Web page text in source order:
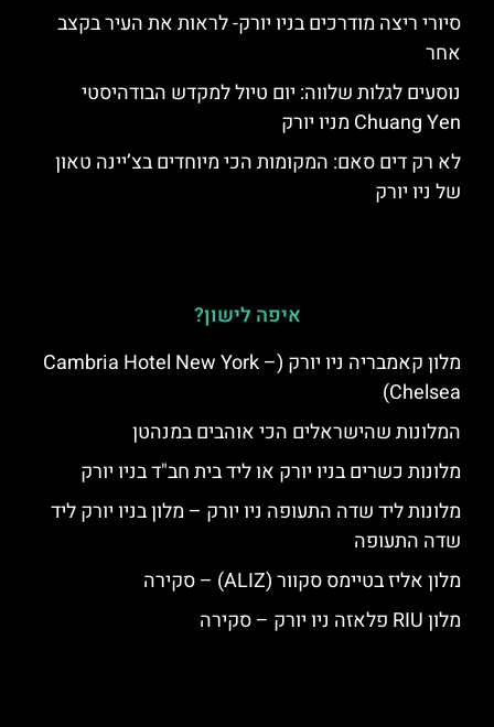
סיורי ריצה מודרכים בניו יורק- לראות את העיר בקצב
אחר
נוסעים לגלות שלווה: יום טיול למקדש הבודהיסטי
Chuang Yen מניו יורק
לא רק דים סאם: המקומות הכי מיוחדים בצ’יינה טאון
של ניו יורק
איפה לישון?
מלון קאמבריה ניו יורק (Cambria Hotel New York –
Chelsea)
המלונות שהישראלים הכי אוהבים במנהטן
מלונות כשרים בניו יורק או ליד בית חב"ד בניו יורק
מלונות ליד שדה התעופה ניו יורק – מלון בניו יורק ליד
שדה התעופה
מלון אליז בטיימס סקוור (ALIZ) – סקירה
מלון RIU פלאזה ניו יורק – סקירה